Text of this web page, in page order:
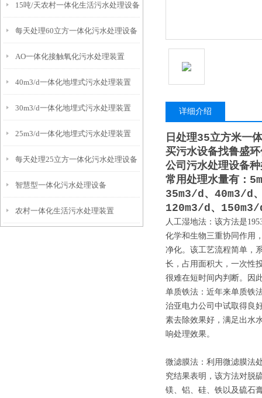
15吨/天农村一体化生活污水处理设备
每天处理60立方一体化污水处理设备
AO一体化接触氧化污水处理装置
40m3/d一体化地埋式污水处理装置
30m3/d一体化地埋式污水处理装置
25m3/d一体化地埋式污水处理装置
每天处理25立方一体化污水处理设备
智慧型一体化污水处理设备
农村一体化生活污水处理装置
详细介绍
日处理35立方米一
买污水设备找鲁盛
公司污水处理设备
常用处理水量有：
35m3/d、40m3/d
120m3/d、
人工湿地法：该方法是
化学和生物三重协同作用
净化。该工艺流程简单，
长，占用面积大，一次性
很难在短时间内判断。因
单质铁法：近年来单质铁
治亚电力公司中试取得良
素去除效果好，满足出水
响处理效果。
微滤膜法：利用微滤膜法
究结果表明，该方法对脱
镁、铝、硅、铁以及硫石